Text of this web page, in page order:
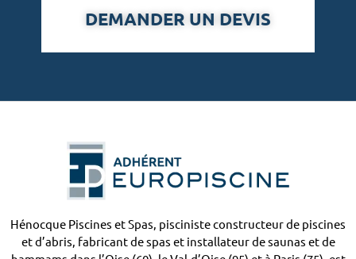
DEMANDER UN DEVIS
Hénocque Piscines et Spas, pisciniste constructeur de piscines
et d’abris, fabricant de spas et installateur de saunas et de